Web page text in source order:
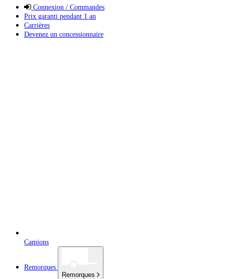
Connexion / Commandes
Prix garanti pendant 1 an
Carrières
Devenez un concessionnaire
Camions
Remorques
Remorques